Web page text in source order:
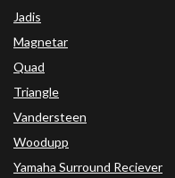
Jadis
Magnetar
Quad
Triangle
Vandersteen
Woodupp
Yamaha Surround Reciever